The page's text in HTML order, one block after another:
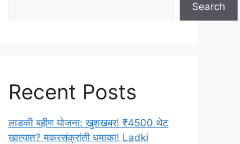
Search
Recent Posts
लाडकी बहीण योजना: खुशखबर! ₹4500 थेट
खात्यात? मकरसंक्रांती धमाका! Ladki